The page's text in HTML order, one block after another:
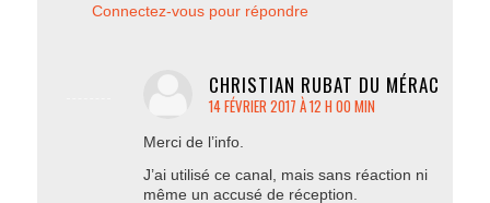
Connectez-vous pour répondre
CHRISTIAN RUBAT DU MÉRAC
14 FÉVRIER 2017 À 12 H 00 MIN
Merci de l’info.
J’ai utilisé ce canal, mais sans réaction ni
même un accusé de réception.